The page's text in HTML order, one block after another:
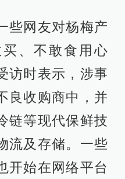
些网友对杨梅产
、不敢食用心
访时表示，涉事
良收购商中，并
链等现代保鲜技
流及存储。一些
开始在网络平台